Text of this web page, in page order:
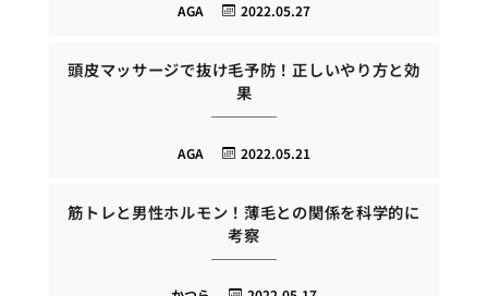
2022.05.27
AGA
頭皮マッサージで抜け毛予防！正しいやり方と効
果
2022.05.21
AGA
筋トレと男性ホルモン！薄毛との関係を科学的に
考察